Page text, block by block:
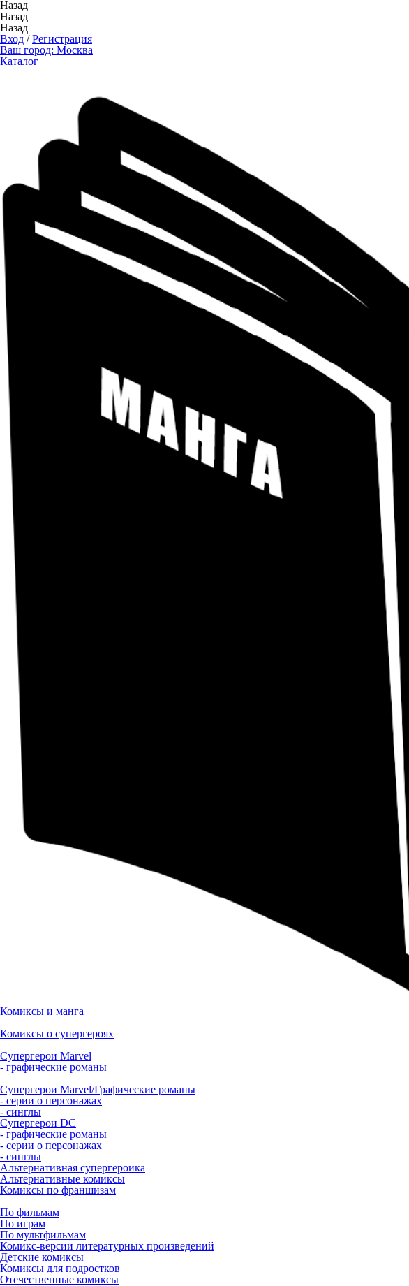
Назад
Назад
Назад
Вход /Регистрация
Ваш город: Москва
Каталог
Комиксы и манга
Комиксы о супергероях
Супергерои Marvel
- графические романы
Супергерои Marvel/Графические романы
- серии о персонажах
- синглы
Супергерои DC
- графические романы
- серии о персонажах
- синглы
Альтернативная супергероика
Альтернативные комиксы
Комиксы по франшизам
По фильмам
По играм
По мультфильмам
Комикс-версии литературных произведений
Детские комиксы
Комиксы для подростков
Отечественные комиксы